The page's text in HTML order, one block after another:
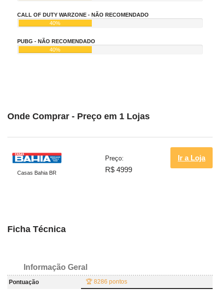
CALL OF DUTY WARZONE - NÃO RECOMENDADO
40%
PUBG - NÃO RECOMENDADO
40%
Onde Comprar - Preço em 1 Lojas
Casas Bahia BR
Preço:
R$ 4999
Ir a Loja
Ficha Técnica
Informação Geral
Pontuação
🏆 8286 pontos